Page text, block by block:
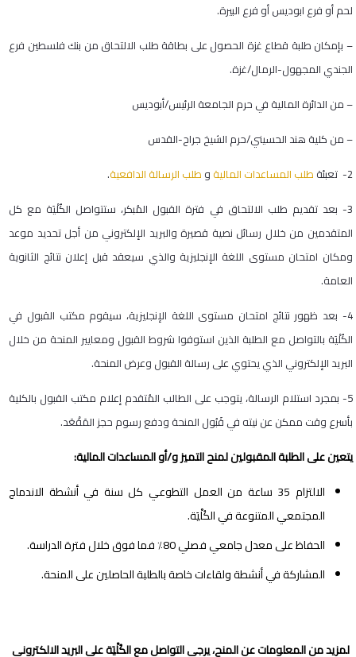
لحم أو فرع ابوديس أو فرع البيرة.
– بإمكان طلبة قطاع غزة الحصول على بطاقة طلب الالتحاق من بنك فلسطين فرع
الجندي المجهول-الرمال/غزة.
– من الدائرة المالية في حرم الجامعة الرئيس/أبوديس
– من كلية هند الحسيني/حرم الشيخ جراح-القدس
2- تعبئة
طلب المساعدات المالية و طلب الرسالة الدافعية.
3- بعد تقديم طلب الالتحاق في فترة القبول المُبكر، ستتواصل الكُلْيَة مع كل
المتقدمين من خلال رسائل نصية قصيرة والبريد الإلكتروني من أجل تحديد موعد
ومكان امتحان مستوى اللغة الإنجليزية والذي سيعقد قبل إعلان نتائج الثانوية
العامة.
4- بعد ظهور نتائج امتحان مستوى اللغة الإنجليزية، سيقوم مكتب القبول في
الكُلْيَة بالتواصل مع الطلبة الذين استوفوا شروط القبول ومعايير المنحة من خلال
البريد الإلكتروني الذي يحتوي على رسالة القبول وعرض المنحة.
5- بمجرد استلام الرسالة، يتوجب على الطالب المُتقدم إعلام مكتب القبول بالكلية
بأسرع وقت ممكن عن نيته في قَبُول المنحة ودفع رسوم حجز المَقْعَد.
يتعين على الطلبة المقبولين لمنح التميز و/أو المساعدات المالية:
الالتزام 35 ساعة من العمل التطوعي كل سنة في أنشطة الاندماج
المجتمعي المتنوعة في الكُلْيَة.
الحفاظ على معدل جامعي فصلي 80٪ فما فوق خلال فترة الدراسة.
المشاركة في أنشطة ولقاءات خاصة بالطلبة الحاصلين على المنحة.
لمزيد من المعلومات عن المنح، يرجى التواصل مع الكُلْيَة على البريد الالكتروني